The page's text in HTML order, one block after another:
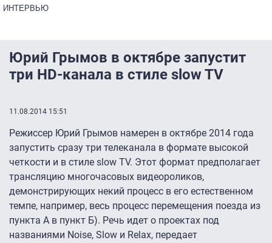
ИНТЕРВЬЮ
Юрий Грымов в октябре запустит
три HD-канала в стиле slow TV
11.08.2014 15:51
Режиссер Юрий Грымов намерен в октябре 2014 года
запустить сразу три телеканала в формате высокой
четкости и в стиле slow TV. Этот формат предполагает
трансляцию многочасовых видеороликов,
демонстрирующих некий процесс в его естественном
темпе, например, весь процесс перемещения поезда из
пункта А в пункт Б). Речь идет о проектах под
названиями Noise, Slow и Relax, передает